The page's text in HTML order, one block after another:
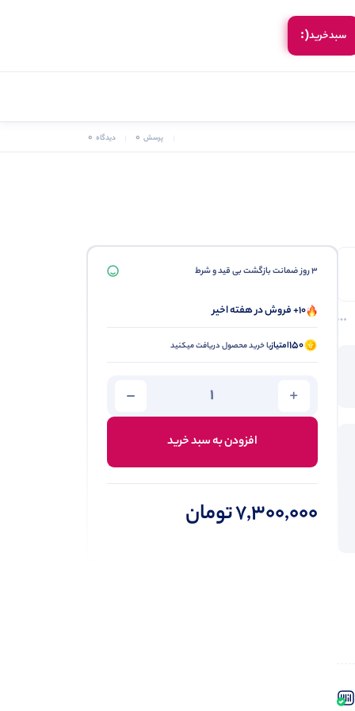
سبد‌خرید(:
پرسش 0 دیدگاه 0
3 روز ضمانت بازگشت بی قید و شرط
10+ فروش در هفته اخیر
150امتیازبا خرید محصول دریافت میکنید
افزودن به سبد خرید
7,300,000تومان